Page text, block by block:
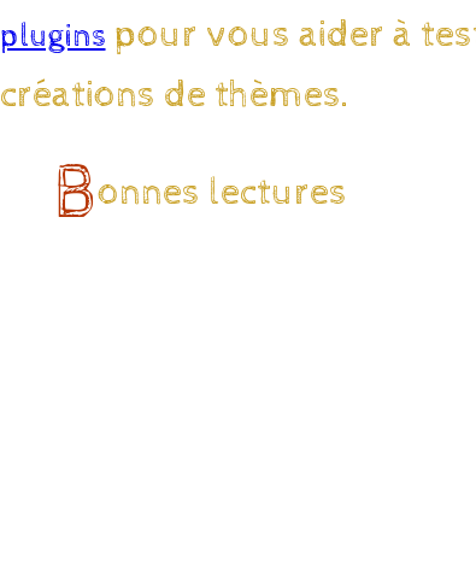
plugins pour vous aider à
créations de thèmes.
Bonnes lectures